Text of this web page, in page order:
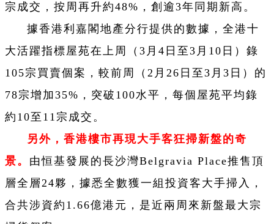
宗成交，按周再升約48%，創逾3年同期新高。
據香港利嘉閣地產分行提供的數據，全港十
大活躍指標屋苑在上周（3月4日至3月10日）錄
105宗買賣個案，較前周（2月26日至3月3日）的
78宗增加35%，突破100水平，每個屋苑平均錄
約10至11宗成交。
另外，香港樓市再現大手客狂掃新盤的奇
景。 由恒基發展的長沙灣Belgravia Place推售頂
層全層24夥，據悉全數獲一組投資客大手掃入，
合共涉資約1.66億港元，是近兩周來新盤最大宗